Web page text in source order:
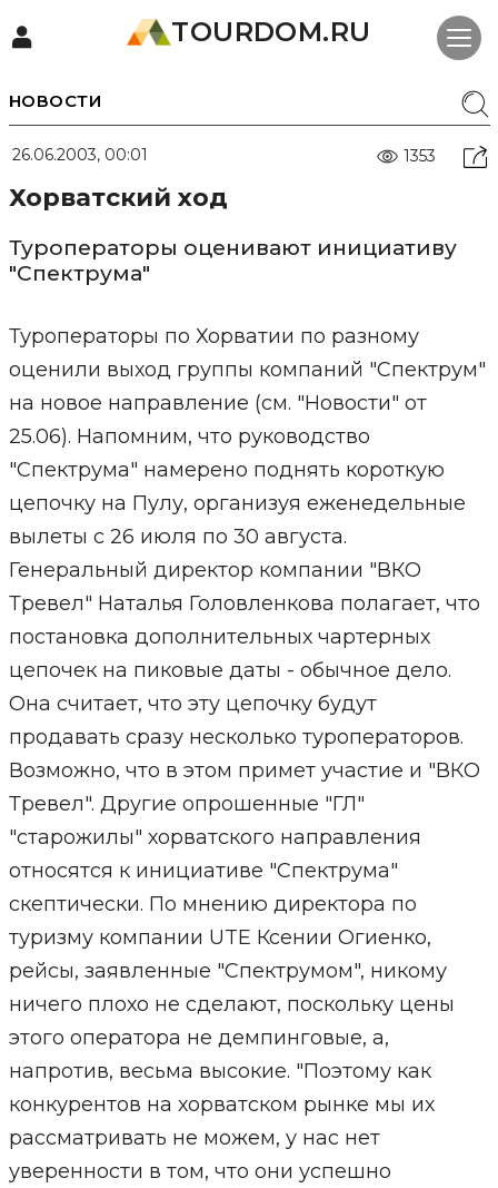
TOURDOM.RU
НОВОСТИ
26.06.2003, 00:01 1353
Хорватский ход
Туроператоры оценивают инициативу
"Спектрума"
Туроператоры по Хорватии по разному
оценили выход группы компаний "Спектрум"
на новое направление (см. "Новости" от
25.06). Напомним, что руководство
"Спектрума" намерено поднять короткую
цепочку на Пулу, организуя еженедельные
вылеты с 26 июля по 30 августа.
Генеральный директор компании "ВКО
Тревел" Наталья Головленкова полагает, что
постановка дополнительных чартерных
цепочек на пиковые даты - обычное дело.
Она считает, что эту цепочку будут
продавать сразу несколько туроператоров.
Возможно, что в этом примет участие и "ВКО
Тревел". Другие опрошенные "ГЛ"
"старожилы" хорватского направления
относятся к инициативе "Спектрума"
скептически. По мнению директора по
туризму компании UTE Ксении Огиенко,
рейсы, заявленные "Спектрумом", никому
ничего плохо не сделают, поскольку цены
этого оператора не демпинговые, а,
напротив, весьма высокие. "Поэтому как
конкурентов на хорватском рынке мы их
рассматривать не можем, у нас нет
уверенности в том, что они успешно